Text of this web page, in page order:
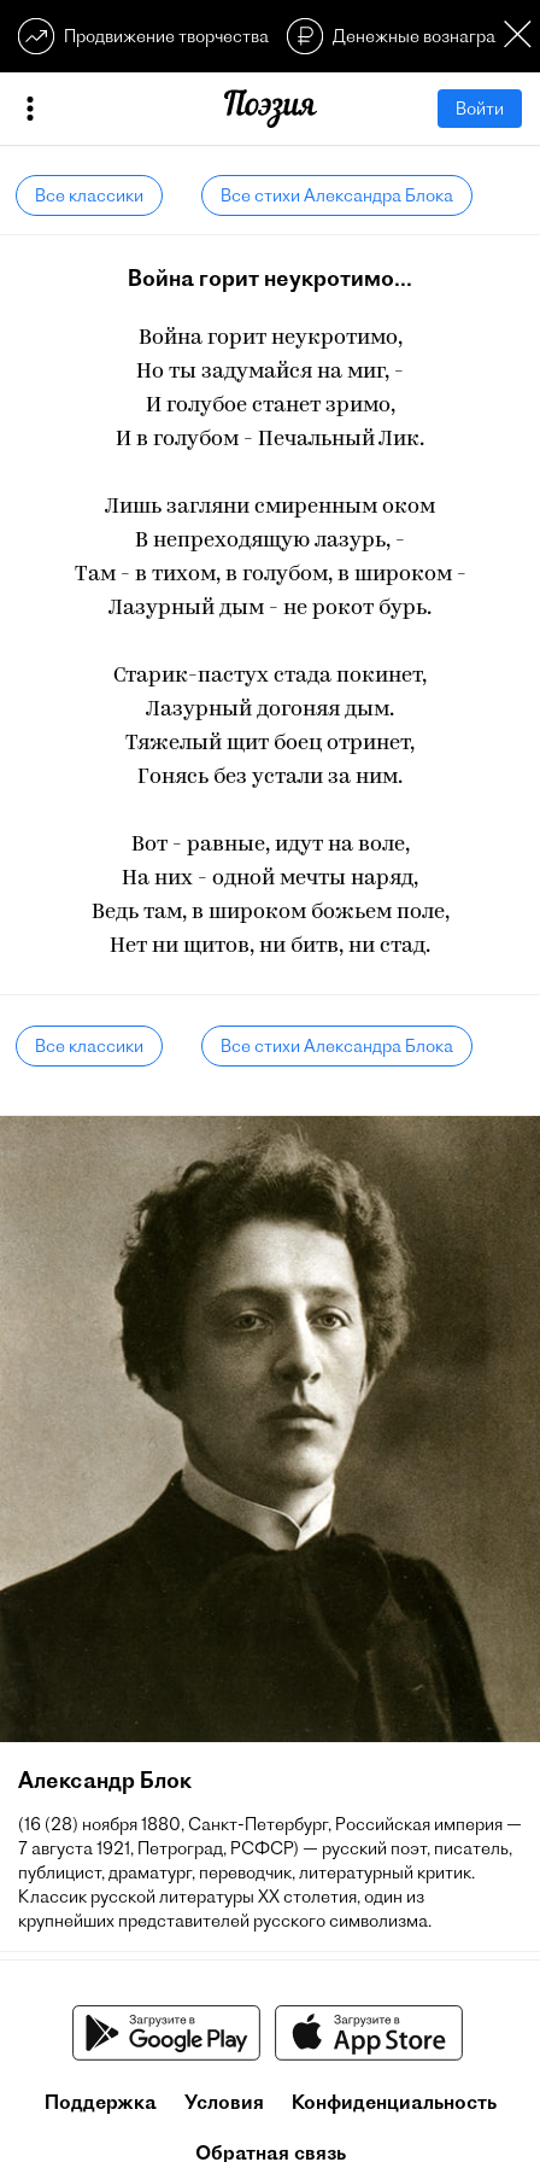
Продвижение творчества Денежные
Войти
Все классики Все стихи Александра Блока
Война горит неукротимо...
Война горит неукротимо,
Но ты задумайся на миг, -
И голубое станет зримо,
И в голубом - Печальный Лик.
Лишь загляни смиренным оком
В непреходящую лазурь, -
Там - в тихом, в голубом, в широком -
Лазурный дым - не рокот бурь.
Старик-пастух стада покинет,
Лазурный догоняя дым.
Тяжелый щит боец отринет,
Гонясь без устали за ним.
Вот - равные, идут на воле,
На них - одной мечты наряд,
Ведь там, в широком божьем поле,
Нет ни щитов, ни битв, ни стад.
Все классики Все стихи Александра Блока
Александр Блок
(16 (28) ноября 1880, Санкт-Петербург, Российская империя —
7 августа 1921, Петроград, РСФСР) — русский поэт, писатель,
публицист, драматург, переводчик, литературный критик.
Классик русской литературы XX столетия, один из
крупнейших представителей русского символизма.
Поддержка Условия Конфиденциальность
Обратная связь